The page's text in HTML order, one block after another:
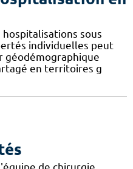
hospitalisations sous
individuelles peut
en territoires g